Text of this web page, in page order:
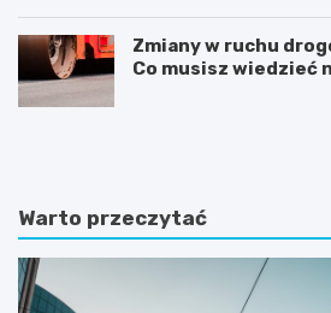
Zmiany w ruchu
Co musisz wiedzieć
K
k
:
B
a
P
j
f
a
s
Warto przeczytać